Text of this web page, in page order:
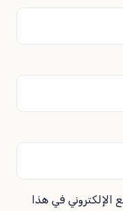
الإلكتروني في هذا